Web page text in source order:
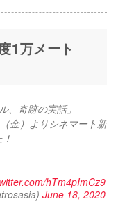
1万メート
、奇跡の実話」
金）よりシネマート新
hTm4pImCz9
June 18, 2020